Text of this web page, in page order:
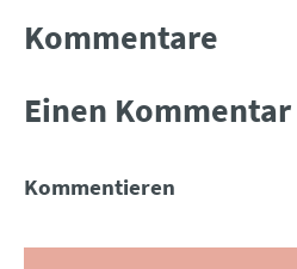
Kommentare
Einen
Kommentieren